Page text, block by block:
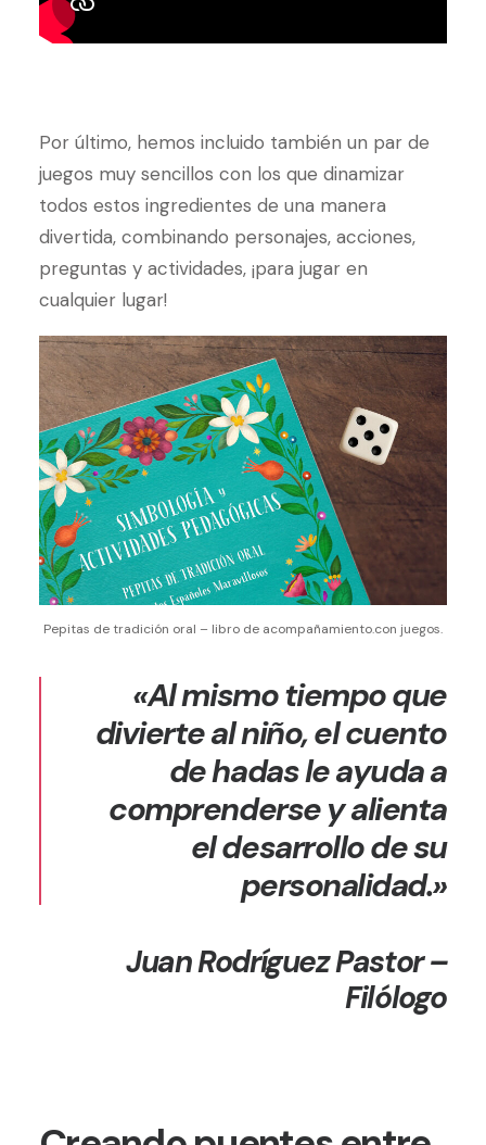
Por último, hemos incluido también un par de
juegos muy sencillos con los que dinamizar
todos estos ingredientes de una manera
divertida, combinando personajes, acciones,
preguntas y actividades, ¡para jugar en
cualquier lugar!
Pepitas de tradición oral – libro de acompañamiento.con juegos.
«Al mismo tiempo que
divierte al niño, el cuento
de hadas le ayuda a
comprenderse y alienta
el desarrollo de su
personalidad.»
Juan Rodríguez Pastor –
Filólogo